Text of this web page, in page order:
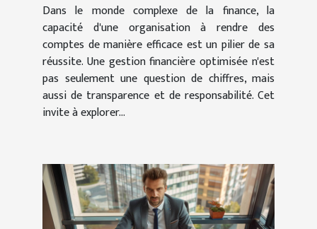
Dans le monde complexe de la finance, la
capacité d'une organisation à rendre des
comptes de manière efficace est un pilier de sa
réussite. Une gestion financière optimisée n'est
pas seulement une question de chiffres, mais
aussi de transparence et de responsabilité. Cet
invite à explorer...